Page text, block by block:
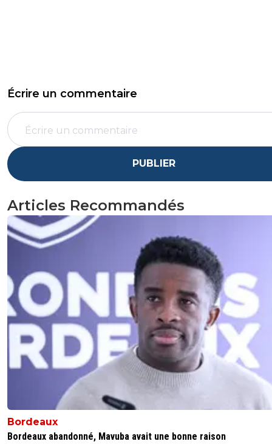
Écrire un commentaire
PUBLIER
Articles Recommandés
Bordeaux
Bordeaux abandonné, Mavuba avait une bonne raison